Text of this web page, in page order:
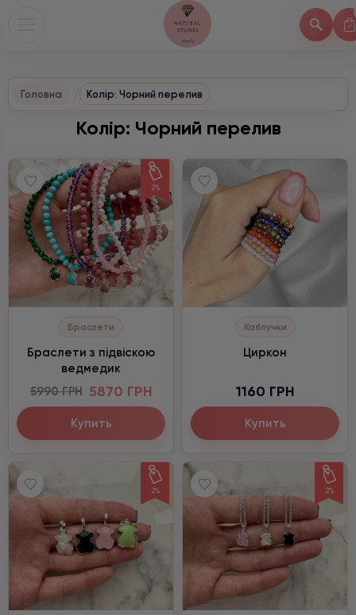
Головна Колір: Чорний перелив
Колір: Чорний перелив
2%
Браслети
Браслети з підвіскою
ведмедик
5990 ГРН 5870 ГРН
Купить
Каблучки
Циркон
1160 ГРН
Купить
2% 2%